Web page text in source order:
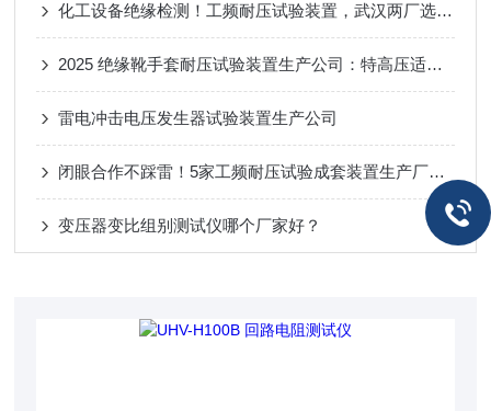
化工设备绝缘检测！工频耐压试验装置，武汉两厂选型参考
2025 绝缘靴手套耐压试验装置生产公司：特高压适配化工场景 安全高效获信赖
雷电冲击电压发生器试验装置生产公司
闭眼合作不踩雷！5家工频耐压试验成套装置生产厂实测推荐
变压器变比组别测试仪哪个厂家好？